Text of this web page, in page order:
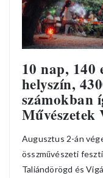
10 nap, 140
helyszín,
számokban
Művészetek
Augusztus 2-án
összművészeti
Taliándörögd és